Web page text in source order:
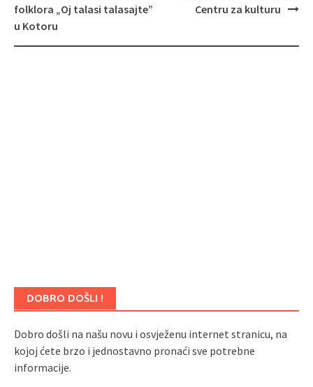
folklora „Oj talasi talasajte”
u Kotoru
Centru za kulturu
DOBRO DOŠLI !
Dobro došli na našu novu i osvježenu internet stranicu, na
kojoj ćete brzo i jednostavno pronaći sve potrebne
informacije.